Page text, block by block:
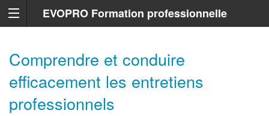
EVOPRO Formation professionnelle
Comprendre et conduire
efficacement les entretiens
professionnels